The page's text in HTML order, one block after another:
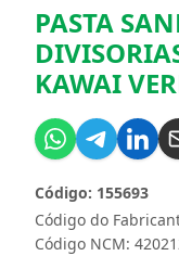
PASTA
KAWAI
Código do
Código: 155693
Código NCM: